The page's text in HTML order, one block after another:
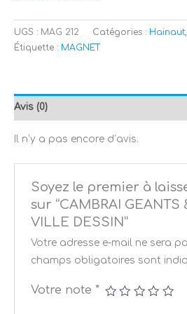
UGS : MAG 212 Catégories : Hainaut,
Étiquette : MAGNET
Avis (0)
Il n’y a pas encore d’avis.
Soyez le premier à
sur “CAMBRAI GEANTS
VILLE DESSIN”
Votre adresse e-mail ne sera
champs obligatoires sont
Votre note *